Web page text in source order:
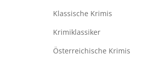
Klassische Krimis
Krimiklassiker
Österreichische Krimis